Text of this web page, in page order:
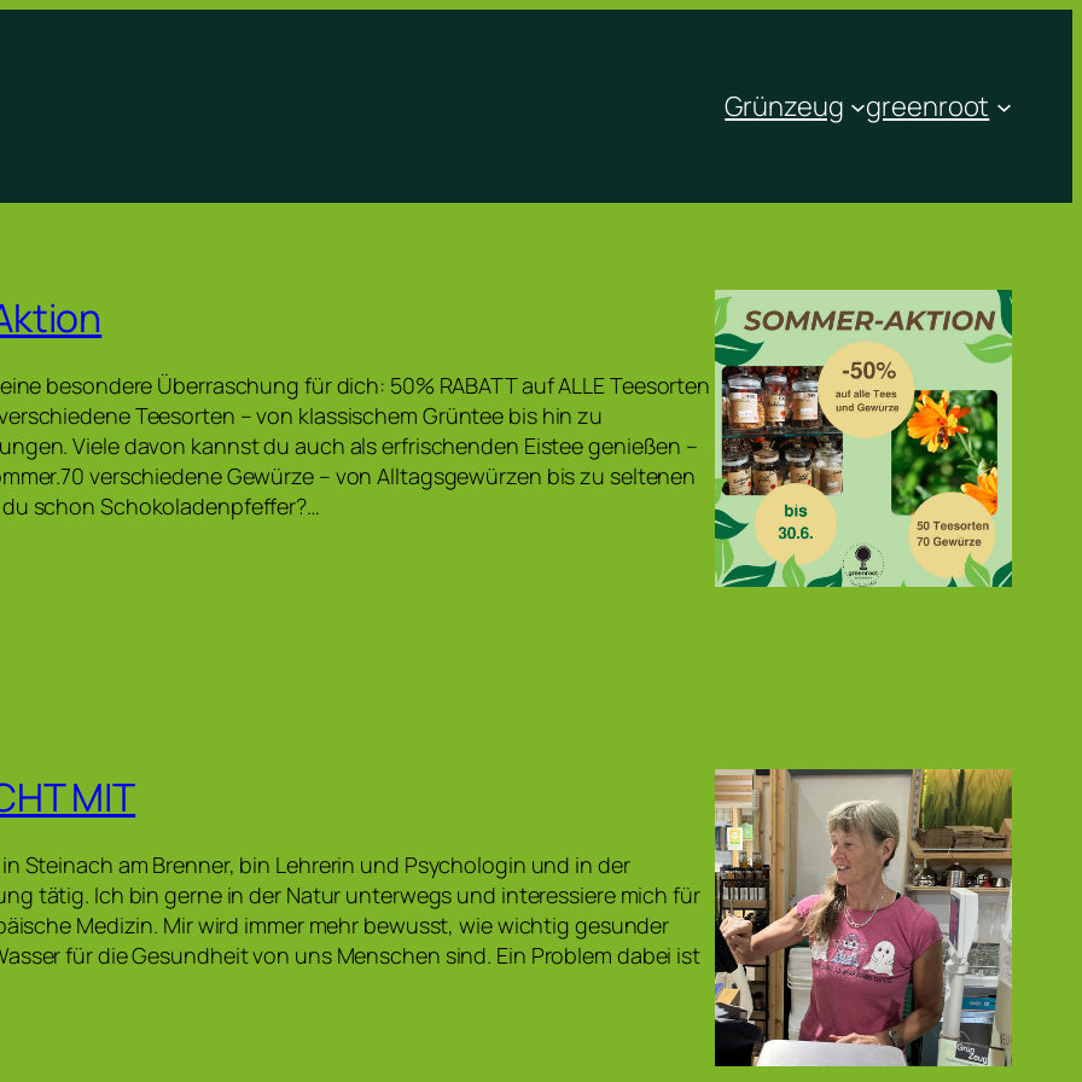
Grünzeug greenroot
besondere Überraschung für dich: 50% RABATT auf ALLE Teesorten
Teesorten – von klassischem Grüntee bis hin zu
Viele davon kannst du auch als erfrischenden Eistee genießen –
verschiedene Gewürze – von Alltagsgewürzen bis zu seltenen
schon Schokoladenpfeffer?…
MIT
Steinach am Brenner, bin Lehrerin und Psychologin und in der
tätig. Ich bin gerne in der Natur unterwegs und interessiere mich für
Medizin. Mir wird immer mehr bewusst, wie wichtig gesunder
für die Gesundheit von uns Menschen sind. Ein Problem dabei ist